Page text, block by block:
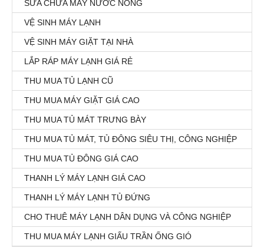
SỬA CHỮA MÁY NƯỚC NÓNG
VỆ SINH MÁY LẠNH
VỆ SINH MÁY GIẶT TẠI NHÀ
LẮP RÁP MÁY LẠNH GIÁ RẺ
THU MUA TỦ LẠNH CŨ
THU MUA MÁY GIẶT GIÁ CAO
THU MUA TỦ MÁT TRƯNG BÀY
THU MUA TỦ MÁT, TỦ ĐÔNG SIÊU THỊ, CÔNG NGHIỆP
THU MUA TỦ ĐÔNG GIÁ CAO
THANH LÝ MÁY LẠNH GIÁ CAO
THANH LÝ MÁY LẠNH TỦ ĐỨNG
CHO THUÊ MÁY LẠNH DÂN DỤNG VÀ CÔNG NGHIỆP
THU MUA MÁY LẠNH GIẤU TRẦN ỐNG GIÓ